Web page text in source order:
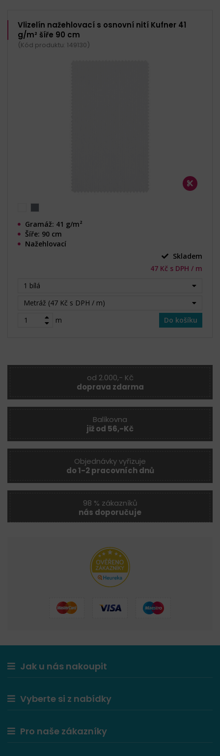
Vlizelín nažehlovací s osnovní nití Kufner 41
g/m² šíře 90 cm
(Kód produktu: 149130)
Gramáž: 41 g/m²
Šíře: 90 cm
Nažehlovací
Skladem
47 Kč s DPH / m
1 bílá
Metráž (47 Kč s DPH / m)
m
Do košíku
od 2.000,- Kč
doprava zdarma
Balíkovna
již od 56,-Kč
Objednávky vyřizuje
do 1-2 pracovních dnů
98 % zákazníků
nás doporučuje
Jak u nás nakoupit
Vyberte si z nabídky
Pro naše zákazníky